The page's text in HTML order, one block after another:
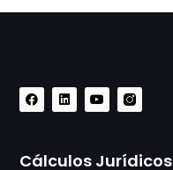
Cálculos Jurídicos